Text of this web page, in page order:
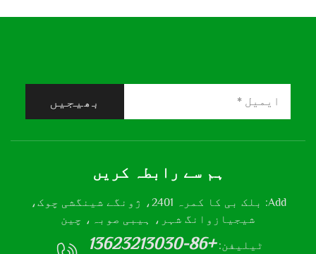
بھیجیں
ہم سے رابطہ کریں
Add: بلک بی کا کمرہ 2401، ژونگے شینگشی چوک،
شیجیازوانگ شہر، ہیبی صوبہ، چین
ٹیلیفن: +86-13623213030